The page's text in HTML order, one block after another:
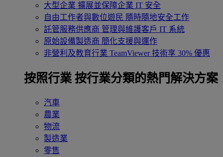
大型企業 擴展並保障企業 IT 安全
自由工作者與數位遊民 隨時隨地安全工作
託管服務供應商 管理與維護客戶 IT 系統
原始設備製造商 簡化支援與運作
非營利及教育行業 TeamViewer 技術享 30% 優惠
按照行業 按行業分類的熱門解決方案
汽車
農業
物流
製造業
零售